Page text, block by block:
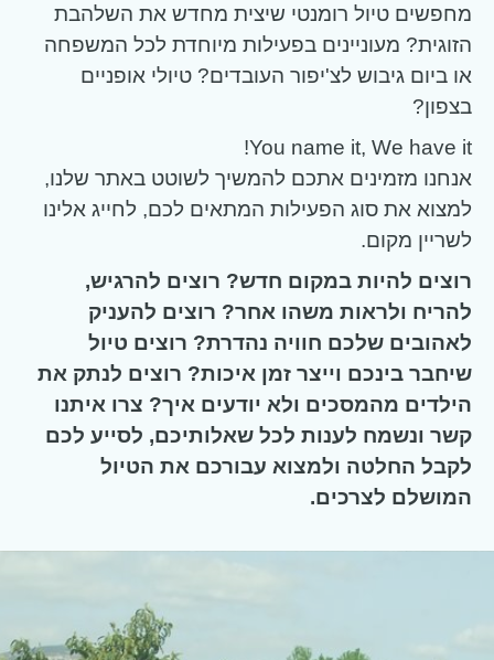
מחפשים טיול רומנטי שיצית מחדש את השלהבת
הזוגית? מעוניינים בפעילות מיוחדת לכל המשפחה
או ביום גיבוש לצ'יפור העובדים? טיולי אופניים
בצפון?
You name it, We have it!
אנחנו מזמינים אתכם להמשיך לשוטט באתר שלנו,
למצוא את סוג הפעילות המתאים לכם, לחייג אלינו
לשריין מקום.
רוצים להיות במקום חדש? רוצים להרגיש,
להריח ולראות משהו אחר? רוצים להעניק
לאהובים שלכם חוויה נהדרת? רוצים טיול
שיחבר בינכם וייצר זמן איכות? רוצים לנתק את
הילדים מהמסכים ולא יודעים איך? צרו איתנו
קשר ונשמח לענות לכל שאלותיכם, לסייע לכם
לקבל החלטה ולמצוא עבורכם את הטיול
המושלם לצרכים.